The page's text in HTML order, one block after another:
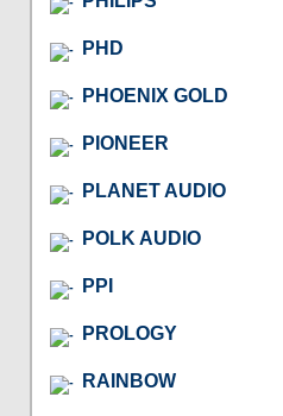
PHD
PHOENIX GOLD
PIONEER
PLANET AUDIO
POLK AUDIO
PPI
PROLOGY
RAINBOW